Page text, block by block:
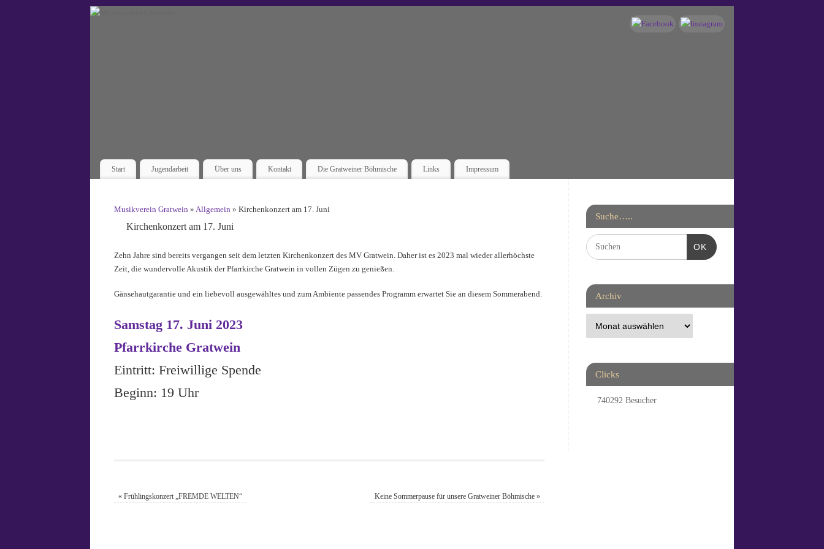
Start Jugendarbeit Über uns Kontakt Die Gratweiner Böhmische Links Impressum
Musikverein Gratwein » Allgemein » Kirchenkonzert am 17. Juni
Kirchenkonzert am 17. Juni
Zehn Jahre sind bereits vergangen seit dem letzten Kirchenkonzert des MV Gratwein. Daher ist es 2023 mal wieder allerhöchste
Zeit, die wundervolle Akustik der Pfarrkirche Gratwein in vollen Zügen zu genießen.
Gänsehautgarantie und ein liebevoll ausgewähltes und zum Ambiente passendes Programm erwartet Sie an diesem Sommerabend.
Samstag 17. Juni 2023
Pfarrkirche Gratwein
Eintritt: Freiwillige Spende
Beginn: 19 Uhr
« Frühlingskonzert „FREMDE WELTEN“ Keine Sommerpause für unsere Gratweiner Böhmische »
Suche…..
OK
Archiv
Clicks
740292 Besucher